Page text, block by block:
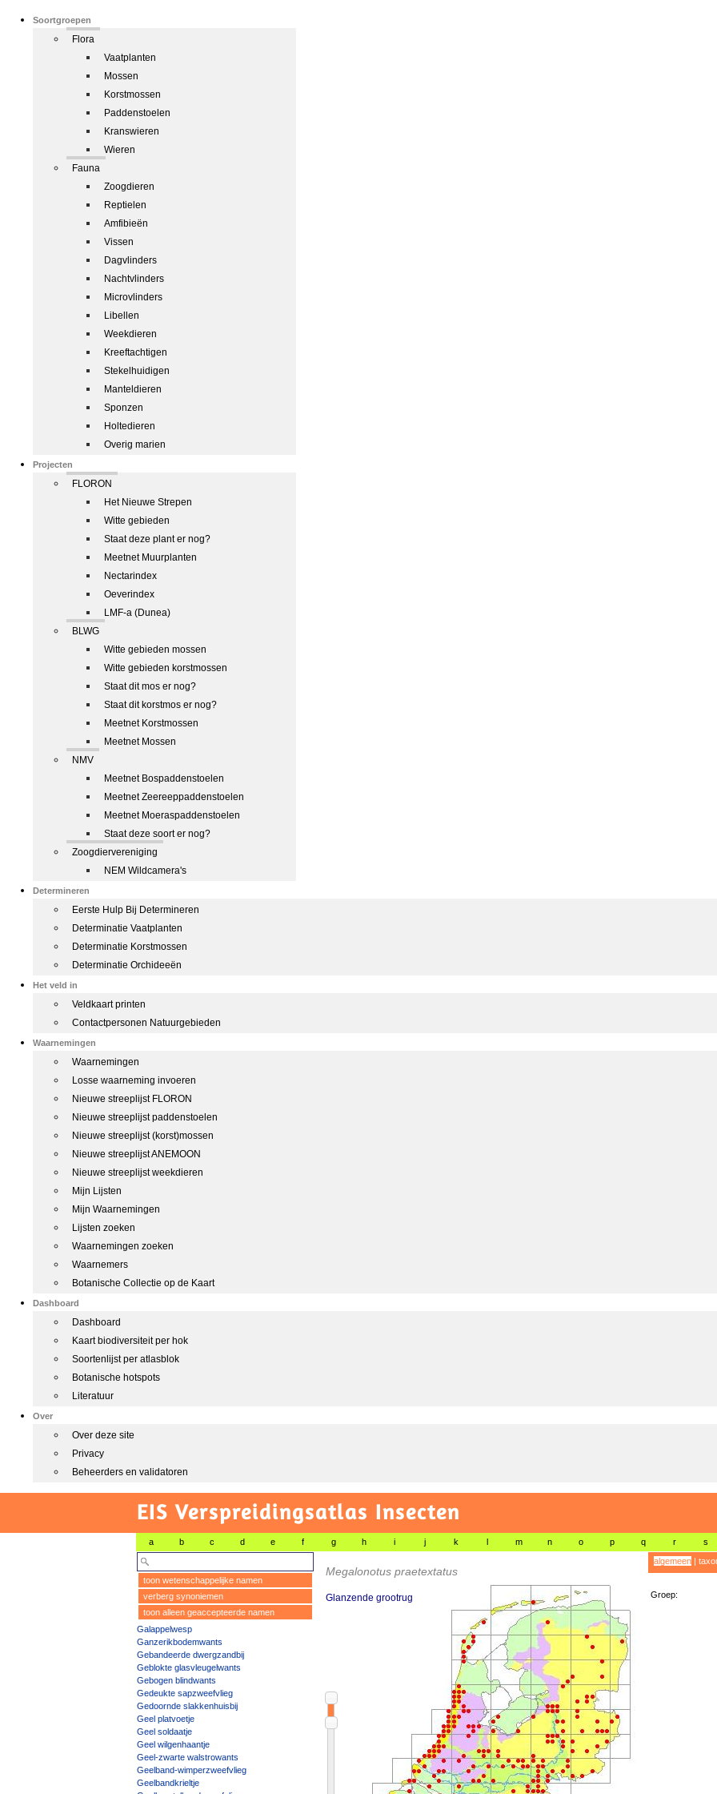
Soortgroepen
Flora
Vaatplanten
Mossen
Korstmossen
Paddenstoelen
Kranswieren
Wieren
Fauna
Zoogdieren
Reptielen
Amfibieën
Vissen
Dagvlinders
Nachtvlinders
Microvlinders
Libellen
Weekdieren
Kreeftachtigen
Stekelhuidigen
Manteldieren
Sponzen
Holtedieren
Overig marien
Projecten
FLORON
Het Nieuwe Strepen
Witte gebieden
Staat deze plant er nog?
Meetnet Muurplanten
Nectarindex
Oeverindex
LMF-a (Dunea)
BLWG
Witte gebieden mossen
Witte gebieden korstmossen
Staat dit mos er nog?
Staat dit korstmos er nog?
Meetnet Korstmossen
Meetnet Mossen
NMV
Meetnet Bospaddenstoelen
Meetnet Zeereeppaddenstoelen
Meetnet Moeraspaddenstoelen
Staat deze soort er nog?
Zoogdiervereniging
NEM Wildcamera's
Determineren
Eerste Hulp Bij Determineren
Determinatie Vaatplanten
Determinatie Korstmossen
Determinatie Orchideeën
Het veld in
Veldkaart printen
Contactpersonen Natuurgebieden
Waarnemingen
Waarnemingen
Losse waarneming invoeren
Nieuwe streeplijst FLORON
Nieuwe streeplijst paddenstoelen
Nieuwe streeplijst (korst)mossen
Nieuwe streeplijst ANEMOON
Nieuwe streeplijst weekdieren
Mijn Lijsten
Mijn Waarnemingen
Lijsten zoeken
Waarnemingen zoeken
Waarnemers
Botanische Collectie op de Kaart
Dashboard
Dashboard
Kaart biodiversiteit per hok
Soortenlijst per atlasblok
Botanische hotspots
Literatuur
Over
Over deze site
Privacy
Beheerders en validatoren
EIS Verspreidingsatlas Insecten
a b c d e f g h i j k l m n o p q r s
toon wetenschappelijke namen
verberg synoniemen
toon alleen geaccepteerde namen
Galappelwesp
Ganzerikbodemwants
Gebandeerde dwergzandbij
Geblokte glasvleugelwants
Gebogen blindwants
Gedeukte sapzweefvlieg
Gedoornde slakkenhuisbij
Geel platvoetje
Geel soldaatje
Geel wilgenhaantje
Geel-zwarte walstrowants
Geelband-wimperzweefvlieg
Geelbandkrieltje
Megalonotus praetextatus
Glanzende grootrug
algemeen|
Groep: